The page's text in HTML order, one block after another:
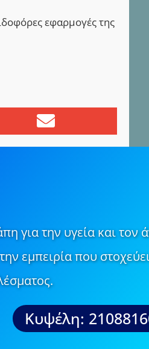
εφαρμογές της
για την υγεία και
εμπειρία που
Κυψέλη: